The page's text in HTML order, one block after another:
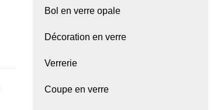
Bol en verre opale
Décoration en verre
Verrerie
Coupe en verre